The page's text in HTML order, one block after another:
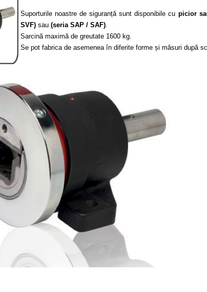
Suporturile noastre de siguranță sunt disponibile cu picior
SVF) sau (seria SAP / SAF).
Sarcină maximă de greutate 1600 kg.
Se pot fabrica de asemenea în diferite forme și măsuri după